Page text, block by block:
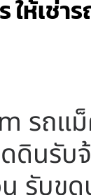
ให้เช่
รถแม็
ดินรั
น รับ